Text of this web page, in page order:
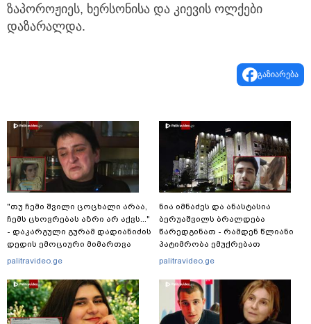
ზაპოროჟიეს, ხერსონისა და კიევის ოლქები
დაზარალდა.
გაზიარება
"თუ ჩემი შვილი ცოცხალი არაა,
ჩემს ცხოვრებას აზრი არ აქვს..."
- დაკარგული გურამ დადიანიძის
დედის ემოციური მიმართვა
palitravideo.ge
ნია იმნაძეს და ანასტასია
ბერუაშვილს ბრალდება
წარედგინათ - რამდენ წლიანი
პატიმრობა ემუქრებათ
არასრულწლოვნებს?
palitravideo.ge